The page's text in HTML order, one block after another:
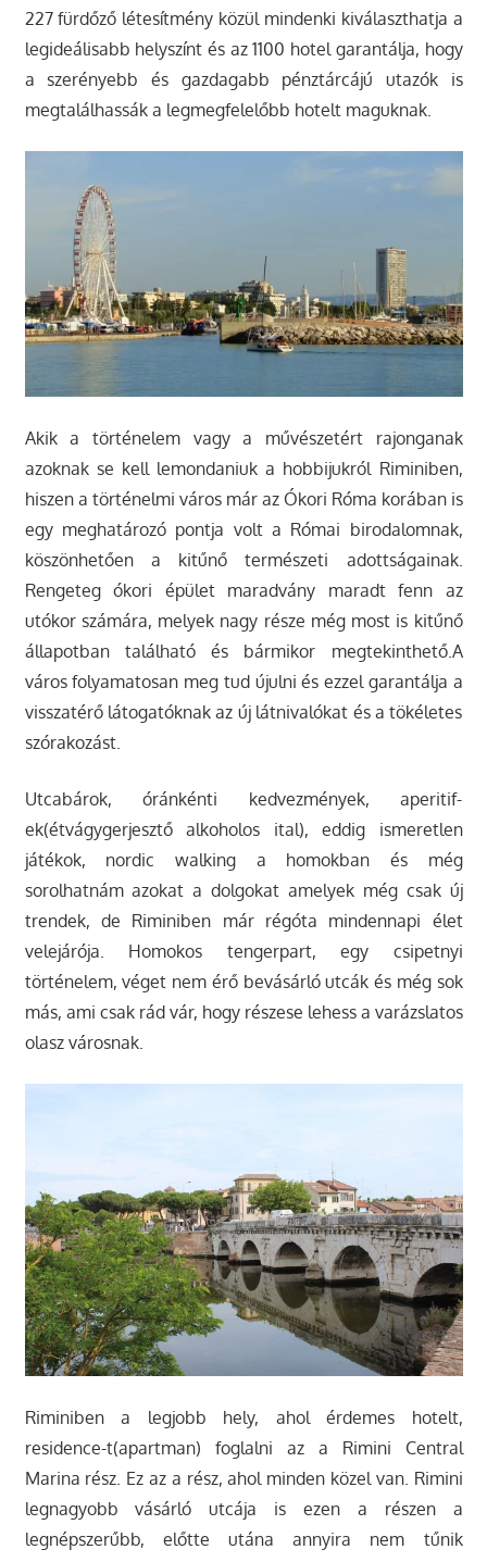
227 fürdőző létesítmény közül mindenki kiválaszthatja a
legideálisabb helyszínt és az 1100 hotel garantálja, hogy
a szerényebb és gazdagabb pénztárcájú utazók is
megtalálhassák a legmegfelelőbb hotelt maguknak.
Akik a történelem vagy a művészetért rajonganak
azoknak se kell lemondaniuk a hobbijukról Riminiben,
hiszen a történelmi város már az Ókori Róma korában is
egy meghatározó pontja volt a Római birodalomnak,
köszönhetően a kitűnő természeti adottságainak.
Rengeteg ókori épület maradvány maradt fenn az
utókor számára, melyek nagy része még most is kitűnő
állapotban található és bármikor megtekinthető.A
város folyamatosan meg tud újulni és ezzel garantálja a
visszatérő látogatóknak az új látnivalókat és a tökéletes
szórakozást.
Utcabárok, óránkénti kedvezmények, aperitif-
ek(étvágygerjesztő alkoholos ital), eddig ismeretlen
játékok, nordic walking a homokban és még
sorolhatnám azokat a dolgokat amelyek még csak új
trendek, de Riminiben már régóta mindennapi élet
velejárója. Homokos tengerpart, egy csipetnyi
történelem, véget nem érő bevásárló utcák és még sok
más, ami csak rád vár, hogy részese lehess a varázslatos
olasz városnak.
Riminiben a legjobb hely, ahol érdemes hotelt,
residence-t(apartman) foglalni az a Rimini Central
Marina rész. Ez az a rész, ahol minden közel van. Rimini
legnagyobb vásárló utcája is ezen a részen a
legnépszerűbb, előtte utána annyira nem tűnik